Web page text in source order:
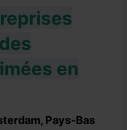
en
Pays-Bas